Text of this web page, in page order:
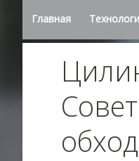
Главная